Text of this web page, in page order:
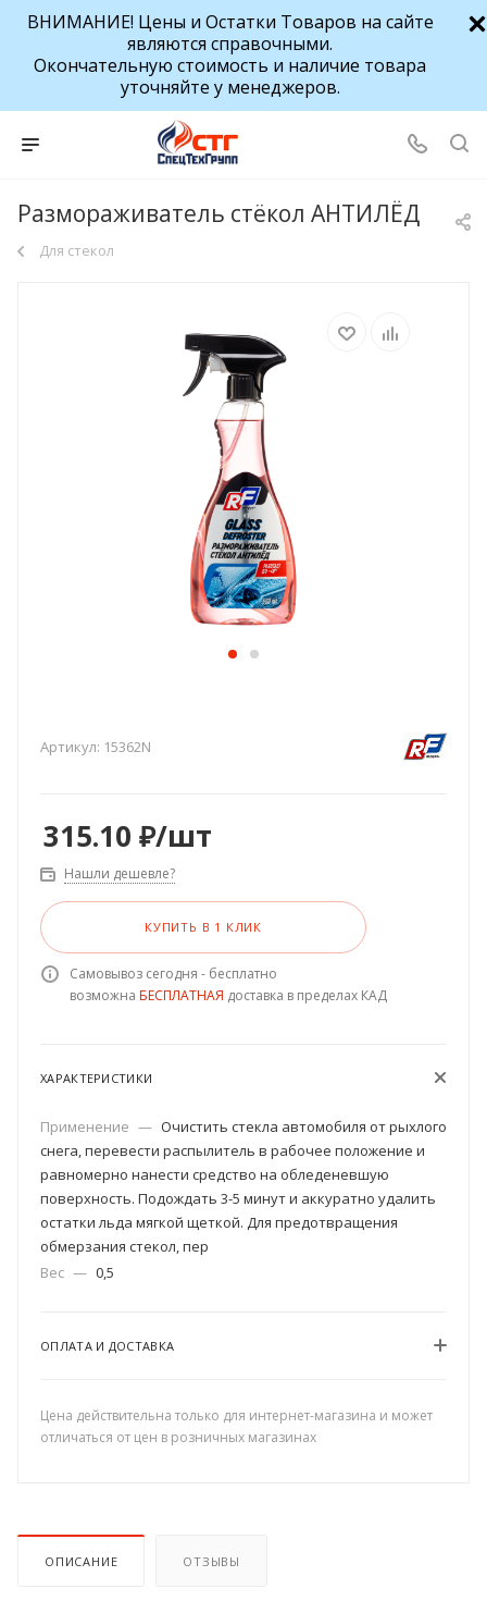
ВНИМАНИЕ! Цены и Остатки Товаров на сайте
являются справочными.
Окончательную стоимость и наличие товара
уточняйте у менеджеров.
Размораживатель стёкол АНТИЛЁД
Для стекол
Артикул: 15362N
315.10 ₽/шт
Нашли дешевле?
КУПИТЬ В 1 КЛИК
Самовывоз сегодня - бесплатно
возможна БЕСПЛАТНАЯ доставка в пределах КАД
ХАРАКТЕРИСТИКИ
Применение — Очистить стекла автомобиля от рыхлого
снега, перевести распылитель в рабочее положение и
равномерно нанести средство на обледеневшую
поверхность. Подождать 3-5 минут и аккуратно удалить
остатки льда мягкой щеткой. Для предотвращения
обмерзания стекол, пер
Вес — 0,5
ОПЛАТА И ДОСТАВКА
Цена действительна только для интернет-магазина и может
отличаться от цен в розничных магазинах
ОПИСАНИЕ ОТЗЫВЫ